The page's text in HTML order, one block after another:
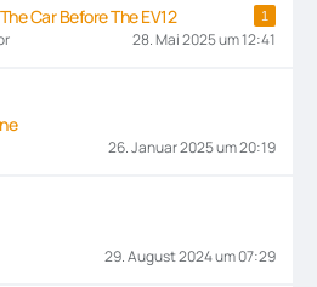
Car Before The EV12 1
28. Mai 2025 um 12:41
26. Januar 2025 um 20:19
29. August 2024 um 07:29